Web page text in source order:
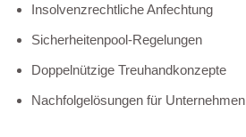
Insolvenzrechtliche Anfechtung
Sicherheitenpool-Regelungen
Doppelnützige Treuhandkonzepte
Nachfolgelösungen für Unternehmen